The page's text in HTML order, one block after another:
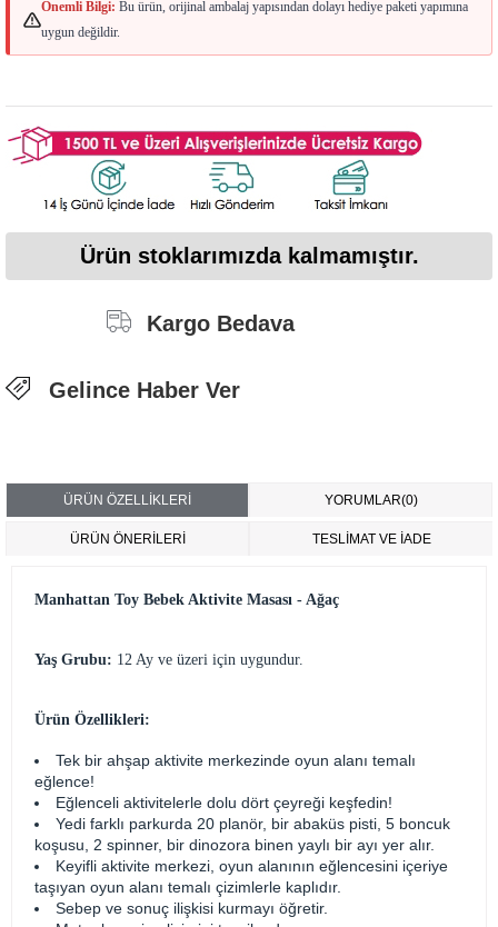
Önemli Bilgi: Bu ürün, orijinal ambalaj yapısından dolayı hediye paketi yapımına
uygun değildir.
Ürün stoklarımızda kalmamıştır.
Kargo Bedava
Gelince Haber Ver
ÜRÜN ÖZELLIKLERI YORUMLAR(0)
ÜRÜN ÖNERILERI TESLİMAT VE İADE
Manhattan Toy Bebek Aktivite Masası - Ağaç
Yaş Grubu: 12 Ay ve üzeri için uygundur.
Ürün Özellikleri:
Tek bir ahşap aktivite merkezinde oyun alanı temalı
eğlence!
Eğlenceli aktivitelerle dolu dört çeyreği keşfedin!
Yedi farklı parkurda 20 planör, bir abaküs pisti, 5 boncuk
koşusu, 2 spinner, bir dinozora binen yaylı bir ayı yer alır.
Keyifli aktivite merkezi, oyun alanının eğlencesini içeriye
taşıyan oyun alanı temalı çizimlerle kaplıdır.
Sebep ve sonuç ilişkisi kurmayı öğretir.